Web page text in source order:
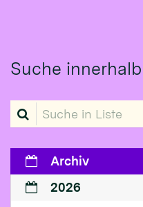
Suche
Suche in Liste
Archiv
2026